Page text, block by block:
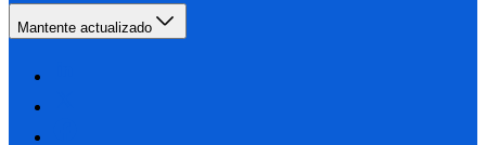
Mantente actualizado